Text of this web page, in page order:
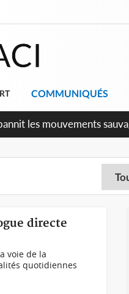
COMMUNIQUÉS
déguerpissements illégaux
directe
voie de la
quotidiennes